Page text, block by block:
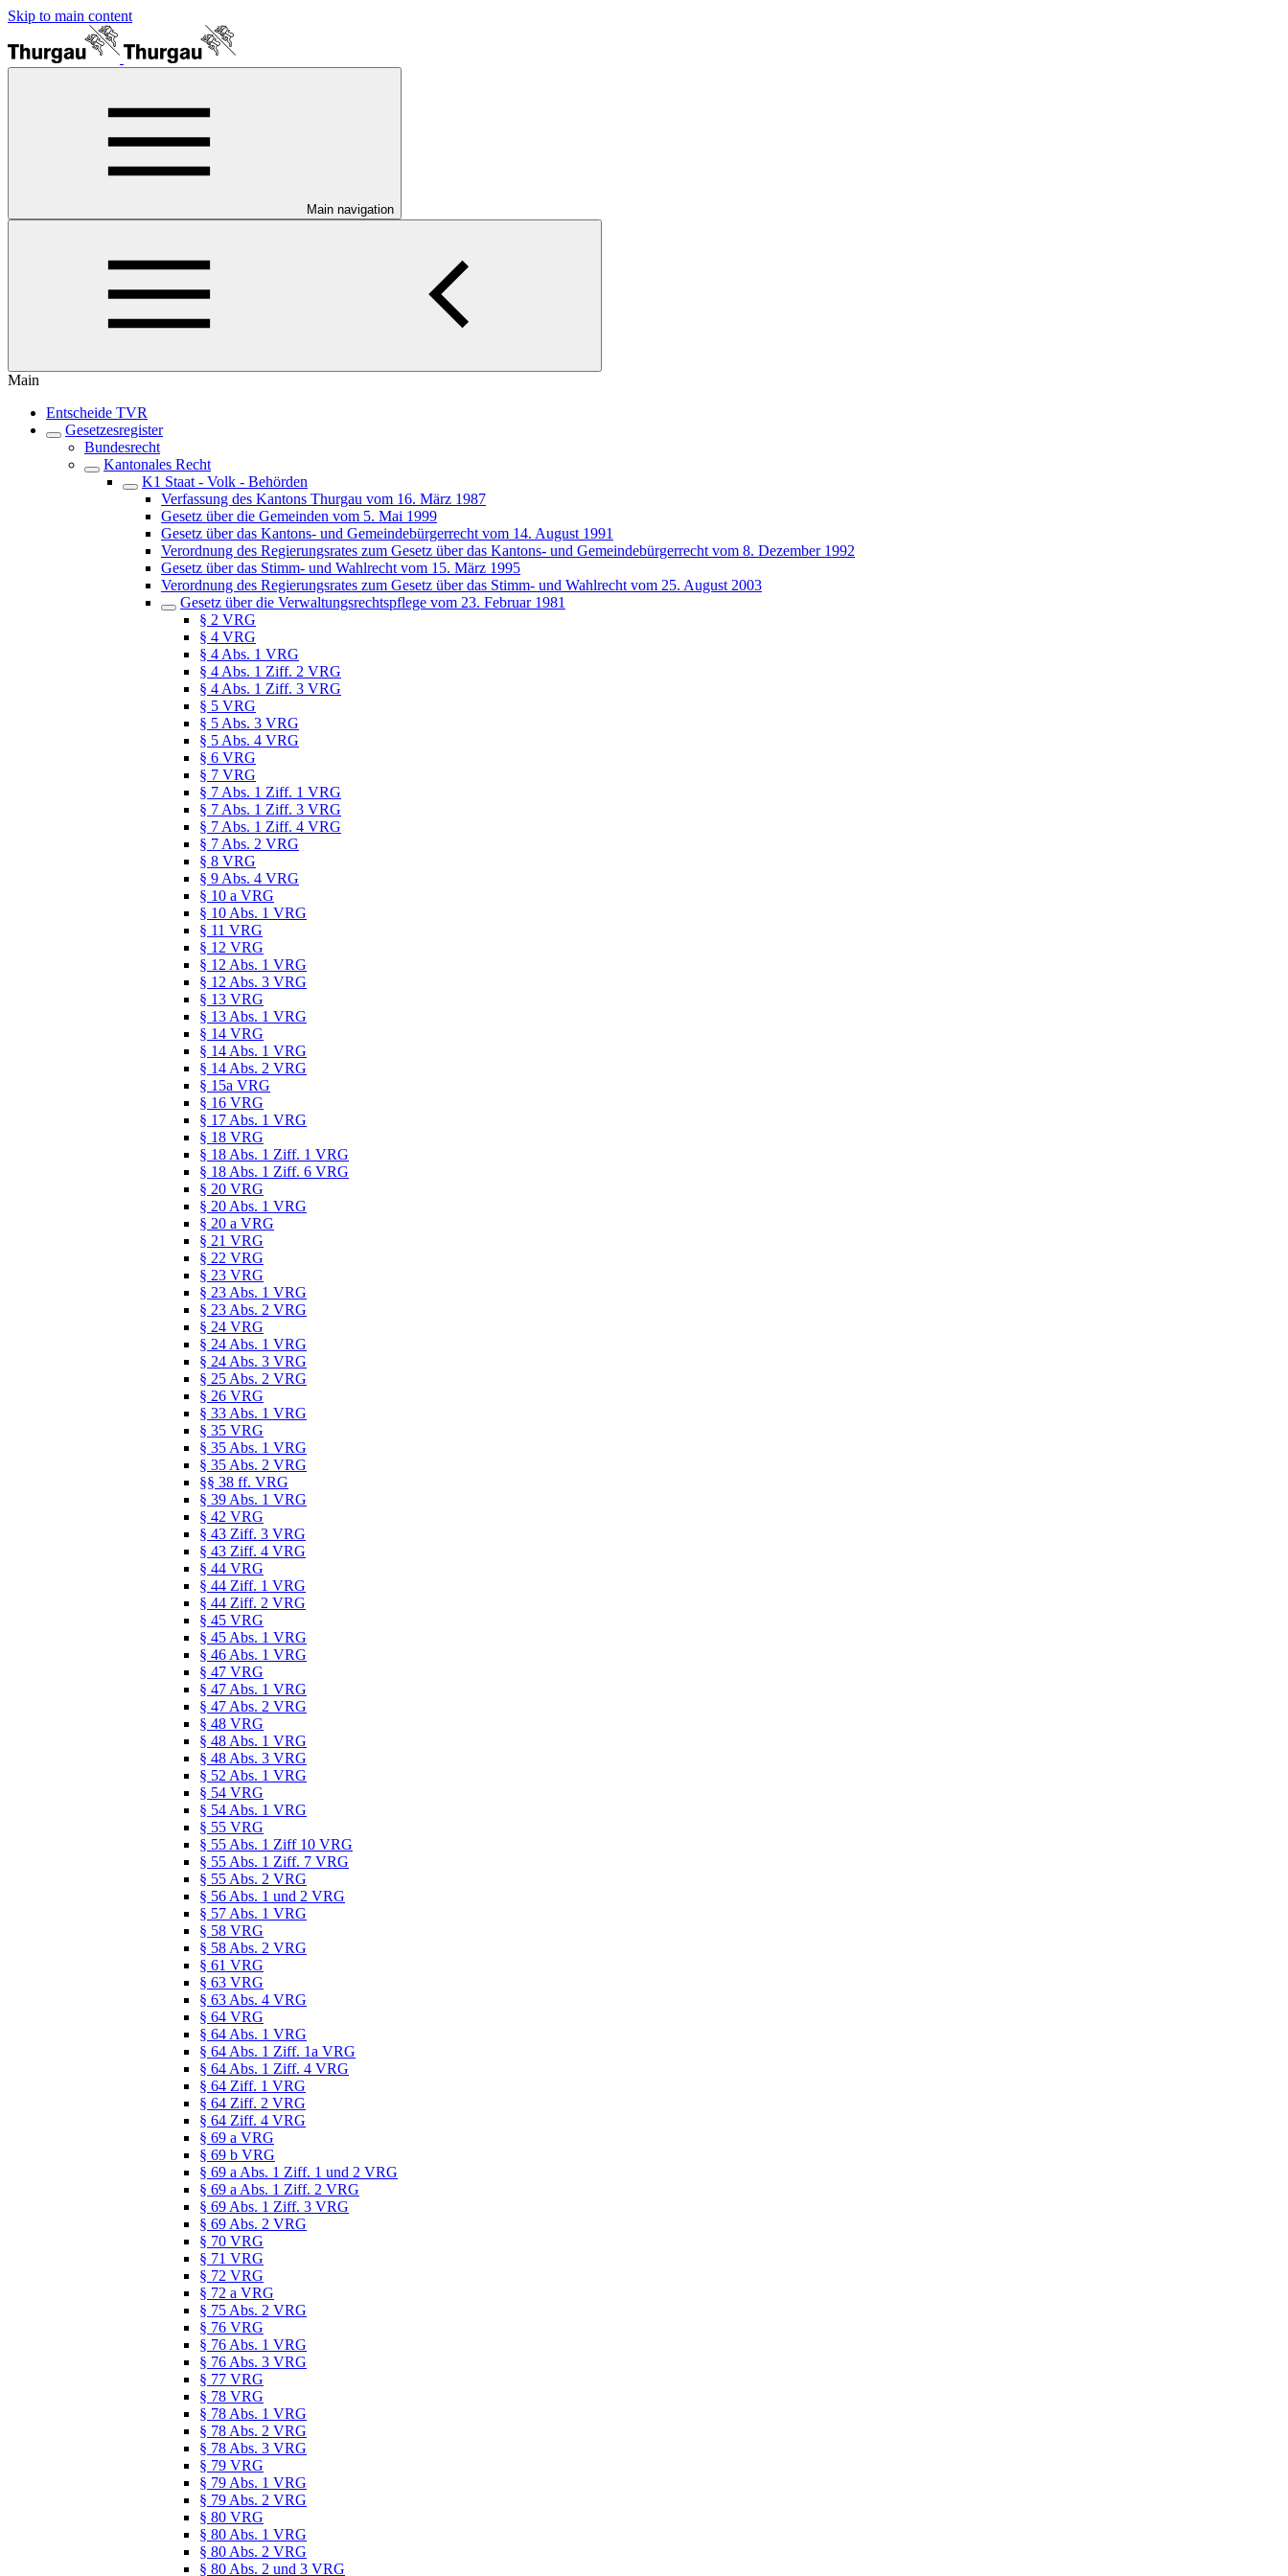
Skip to main content
Main navigation
Main
Entscheide TVR
Gesetzesregister
Bundesrecht
Kantonales Recht
K1 Staat - Volk - Behörden
Verfassung des Kantons Thurgau vom 16. März 1987
Gesetz über die Gemeinden vom 5. Mai 1999
Gesetz über das Kantons- und Gemeindebürgerrecht vom 14. August 1991
Verordnung des Regierungsrates zum Gesetz über das Kantons- und Gemeindebürgerrecht vom 8. Dezember 1992
Gesetz über das Stimm- und Wahlrecht vom 15. März 1995
Verordnung des Regierungsrates zum Gesetz über das Stimm- und Wahlrecht vom 25. August 2003
Gesetz über die Verwaltungsrechtspflege vom 23. Februar 1981
§ 2 VRG
§ 4 VRG
§ 4 Abs. 1 VRG
§ 4 Abs. 1 Ziff. 2 VRG
§ 4 Abs. 1 Ziff. 3 VRG
§ 5 VRG
§ 5 Abs. 3 VRG
§ 5 Abs. 4 VRG
§ 6 VRG
§ 7 VRG
§ 7 Abs. 1 Ziff. 1 VRG
§ 7 Abs. 1 Ziff. 3 VRG
§ 7 Abs. 1 Ziff. 4 VRG
§ 7 Abs. 2 VRG
§ 8 VRG
§ 9 Abs. 4 VRG
§ 10 a VRG
§ 10 Abs. 1 VRG
§ 11 VRG
§ 12 VRG
§ 12 Abs. 1 VRG
§ 12 Abs. 3 VRG
§ 13 VRG
§ 13 Abs. 1 VRG
§ 14 VRG
§ 14 Abs. 1 VRG
§ 14 Abs. 2 VRG
§ 15a VRG
§ 16 VRG
§ 17 Abs. 1 VRG
§ 18 VRG
§ 18 Abs. 1 Ziff. 1 VRG
§ 18 Abs. 1 Ziff. 6 VRG
§ 20 VRG
§ 20 Abs. 1 VRG
§ 20 a VRG
§ 21 VRG
§ 22 VRG
§ 23 VRG
§ 23 Abs. 1 VRG
§ 23 Abs. 2 VRG
§ 24 VRG
§ 24 Abs. 1 VRG
§ 24 Abs. 3 VRG
§ 25 Abs. 2 VRG
§ 26 VRG
§ 33 Abs. 1 VRG
§ 35 VRG
§ 35 Abs. 1 VRG
§ 35 Abs. 2 VRG
§§ 38 ff. VRG
§ 39 Abs. 1 VRG
§ 42 VRG
§ 43 Ziff. 3 VRG
§ 43 Ziff. 4 VRG
§ 44 VRG
§ 44 Ziff. 1 VRG
§ 44 Ziff. 2 VRG
§ 45 VRG
§ 45 Abs. 1 VRG
§ 46 Abs. 1 VRG
§ 47 VRG
§ 47 Abs. 1 VRG
§ 47 Abs. 2 VRG
§ 48 VRG
§ 48 Abs. 1 VRG
§ 48 Abs. 3 VRG
§ 52 Abs. 1 VRG
§ 54 VRG
§ 54 Abs. 1 VRG
§ 55 VRG
§ 55 Abs. 1 Ziff 10 VRG
§ 55 Abs. 1 Ziff. 7 VRG
§ 55 Abs. 2 VRG
§ 56 Abs. 1 und 2 VRG
§ 57 Abs. 1 VRG
§ 58 VRG
§ 58 Abs. 2 VRG
§ 61 VRG
§ 63 VRG
§ 63 Abs. 4 VRG
§ 64 VRG
§ 64 Abs. 1 VRG
§ 64 Abs. 1 Ziff. 1a VRG
§ 64 Abs. 1 Ziff. 4 VRG
§ 64 Ziff. 1 VRG
§ 64 Ziff. 2 VRG
§ 64 Ziff. 4 VRG
§ 69 a VRG
§ 69 b VRG
§ 69 a Abs. 1 Ziff. 1 und 2 VRG
§ 69 a Abs. 1 Ziff. 2 VRG
§ 69 Abs. 1 Ziff. 3 VRG
§ 69 Abs. 2 VRG
§ 70 VRG
§ 71 VRG
§ 72 VRG
§ 72 a VRG
§ 75 Abs. 2 VRG
§ 76 VRG
§ 76 Abs. 1 VRG
§ 76 Abs. 3 VRG
§ 77 VRG
§ 78 VRG
§ 78 Abs. 1 VRG
§ 78 Abs. 2 VRG
§ 78 Abs. 3 VRG
§ 79 VRG
§ 79 Abs. 1 VRG
§ 79 Abs. 2 VRG
§ 80 VRG
§ 80 Abs. 1 VRG
§ 80 Abs. 2 VRG
§ 80 Abs. 2 und 3 VRG